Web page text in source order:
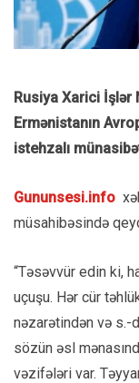
Rusiya Xarici
Ermənistanın
istehzalı
Gununsesi.info
müsahibəsində
“Təsəvvür edin ki,
uçuşu. Hər cür
nəzarətindən və s.-
sözün əsl
vəzifələri var.